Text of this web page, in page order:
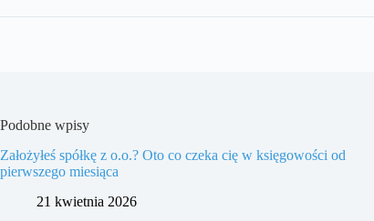
Podobne wpisy
Założyłeś spółkę z o.o.? Oto co czeka cię w księgowości od
pierwszego miesiąca
21 kwietnia 2026